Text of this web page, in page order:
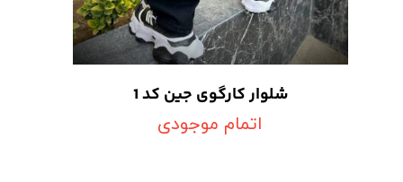
شلوار کارگوی جین کد 1
اتمام موجودی